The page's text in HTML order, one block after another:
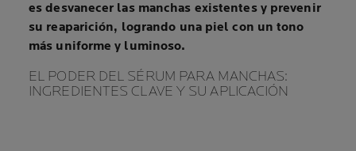
es desvanecer las manchas existentes y prevenir
su reaparición, logrando una piel con un tono
más uniforme y luminoso.
EL PODER DEL SÉRUM PARA MANCHAS:
INGREDIENTES CLAVE Y SU APLICACIÓN